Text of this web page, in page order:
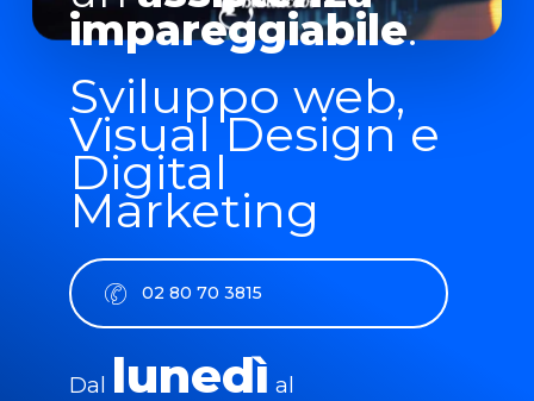
impareggiabile.
Sviluppo web,
Visual Design e
Digital
Marketing
02 80 70 3815
Dal lunedì al